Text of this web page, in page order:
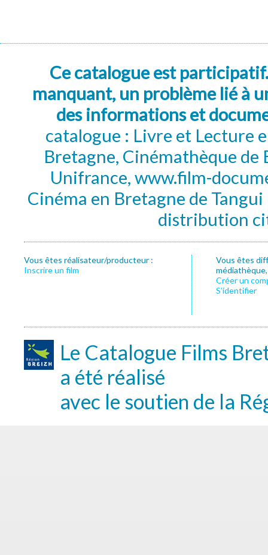
Ce catalogue est
manquant, un problème lié à
des informations et
catalogue : Livre et Lecture
Bretagne, Cinémathèque de
Unifrance, www.film-
Cinéma en Bretagne de
distribution
Vous êtes réalisateur/producteur :
Inscrire un film
Vous êtes
Créer un
S’identifier
Le Catalogue Films
a été réalisé
avec le soutien de la